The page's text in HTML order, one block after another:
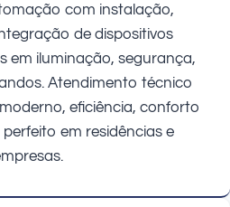
com instalação,
de dispositivos
em iluminação, segurança,
Atendimento técnico
eficiência, conforto
em residências e